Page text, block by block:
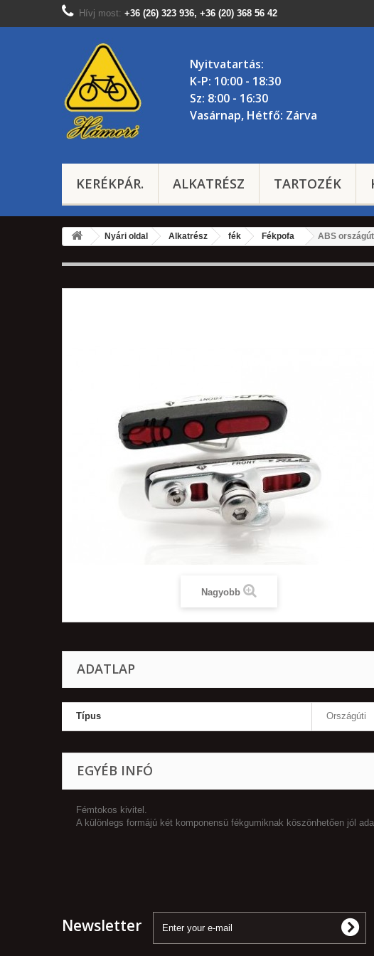
Hívj most: +36 (26) 323 936, +36 (20) 368 56 42
Nyitvatartás:
K-P: 10:00 - 18:30
Sz: 8:00 - 16:30
Vasárnap, Hétfő: Zárva
KERÉKPÁR. ALKATRÉSZ TARTOZÉK
Nyári oldal Alkatrész fék Fékpofa ABS
Nagyobb
ADATLAP
Típus Országúti
EGYÉB INFÓ
Fémtokos kivitel.
A különlegs formájú két komponensü fékgumiknak köszönhetően jól
Newsletter